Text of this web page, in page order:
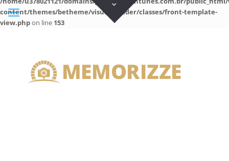
content/themes/betheme/visual-builder/classes/front-template-
view.phpon line 153